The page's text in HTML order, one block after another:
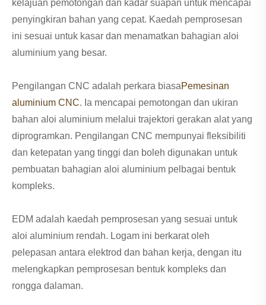
kelajuan pemotongan dan kadar suapan untuk mencapai
penyingkiran bahan yang cepat. Kaedah pemprosesan
ini sesuai untuk kasar dan menamatkan bahagian aloi
aluminium yang besar.
Pengilangan CNC adalah perkara biasaPemesinan
aluminium CNC. Ia mencapai pemotongan dan ukiran
bahan aloi aluminium melalui trajektori gerakan alat yang
diprogramkan. Pengilangan CNC mempunyai fleksibiliti
dan ketepatan yang tinggi dan boleh digunakan untuk
pembuatan bahagian aloi aluminium pelbagai bentuk
kompleks.
EDM adalah kaedah pemprosesan yang sesuai untuk
aloi aluminium rendah. Logam ini berkarat oleh
pelepasan antara elektrod dan bahan kerja, dengan itu
melengkapkan pemprosesan bentuk kompleks dan
rongga dalaman.